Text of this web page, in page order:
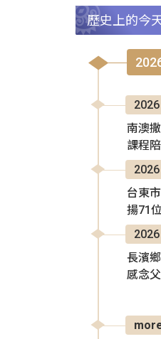
歷史上的今
2026
南澳
課程
2026
台東
揚71
2026
長濱
感念